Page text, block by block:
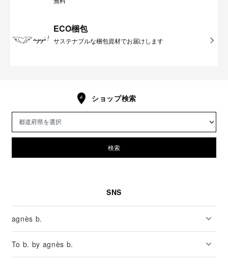
ECO梱包
サステナブルな梱包資材でお届けします
ショップ検索
検索
SNS
agnès b.
To b. by agnès b.